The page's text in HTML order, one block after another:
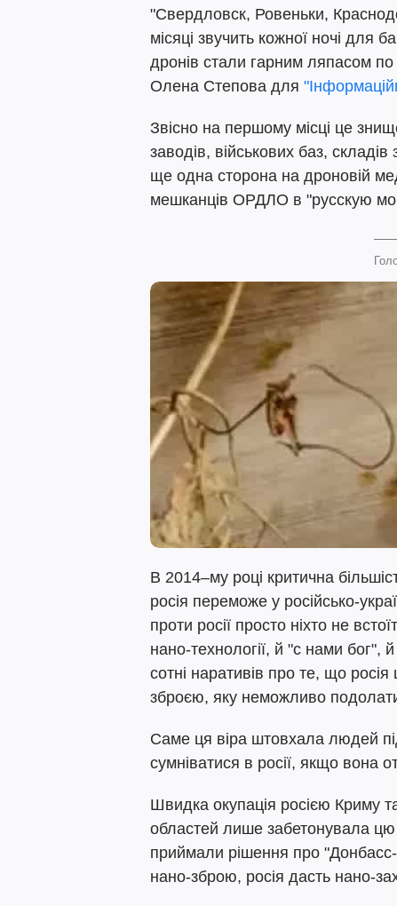
"Свердловск, Ровеньки,
місяці звучить кожної ночі для
дронів стали гарним ляпасом
Олена Степова для
Звісно на першому місці це
заводів, військових баз,
ще одна сторона на дроновій
мешканців ОРДЛО в "русскую
В 2014–му році критична
росія переможе у російсько-
проти росії просто ніхто не
нано-технології, й "с нами бог",
сотні наративів про те, що
зброєю, яку неможливо
Саме ця віра штовхала людей
сумніватися в росії, якщо вона
Швидка окупація росією Криму
областей лише забетонувала цю
приймали рішення про
нано-зброю, росія дасть нано-